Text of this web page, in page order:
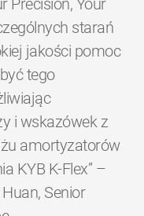
Precision, Your
starań
jakości pomoc
tego
i wskazówek z
amortyzatorów
KYB K-Flex” –
Senior